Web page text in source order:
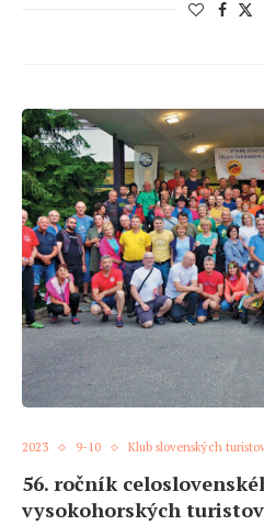
2023 9-10 Klub slovenských
56. ročník
vysokohorských turistov